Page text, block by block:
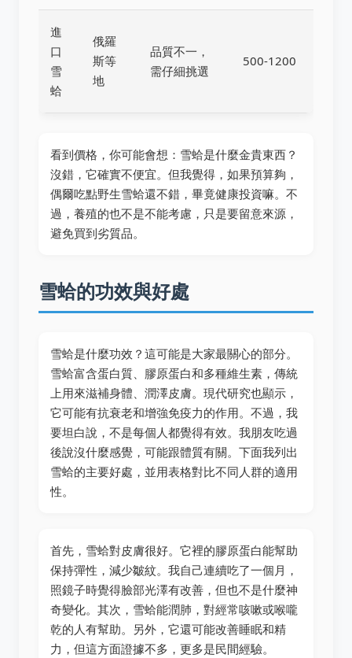
進
口
雪
蛤
俄羅
斯等
地
品質不一，
需仔細挑選
500-1200
看到價格，你可能會想：雪蛤是什麼金貴東西？
沒錯，它確實不便宜。但我覺得，如果預算夠，
偶爾吃點野生雪蛤還不錯，畢竟健康投資嘛。不
過，養殖的也不是不能考慮，只是要留意來源，
避免買到劣質品。
雪蛤的功效與好處
雪蛤是什麼功效？這可能是大家最關心的部分。
雪蛤富含蛋白質、膠原蛋白和多種維生素，傳統
上用來滋補身體、潤澤皮膚。現代研究也顯示，
它可能有抗衰老和增強免疫力的作用。不過，我
要坦白說，不是每個人都覺得有效。我朋友吃過
後說沒什麼感覺，可能跟體質有關。下面我列出
雪蛤的主要好處，並用表格對比不同人群的適用
性。
首先，雪蛤對皮膚很好。它裡的膠原蛋白能幫助
保持彈性，減少皺紋。我自己連續吃了一個月，
照鏡子時覺得臉部光澤有改善，但也不是什麼神
奇變化。其次，雪蛤能潤肺，對經常咳嗽或喉嚨
乾的人有幫助。另外，它還可能改善睡眠和精
力，但這方面證據不多，更多是民間經驗。